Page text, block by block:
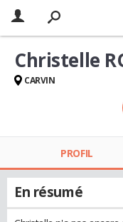
Christelle
CARVIN
PROFIL
En résumé